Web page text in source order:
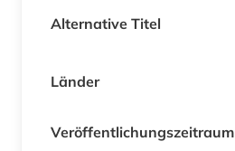
Alternative Titel
Länder
Veröffentlichungszeitraum